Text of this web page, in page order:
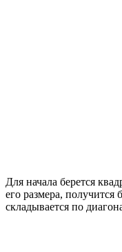
Для начала берется
его размера, получится
складывается по